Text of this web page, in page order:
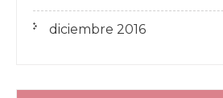
diciembre 2016